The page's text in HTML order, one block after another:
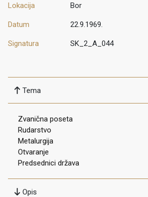
Lokacija Bor
Datum 22.9.1969.
Signatura SK_2_A_044
Tema
Zvanična poseta
Rudarstvo
Metalurgija
Otvaranje
Predsednici država
Opis